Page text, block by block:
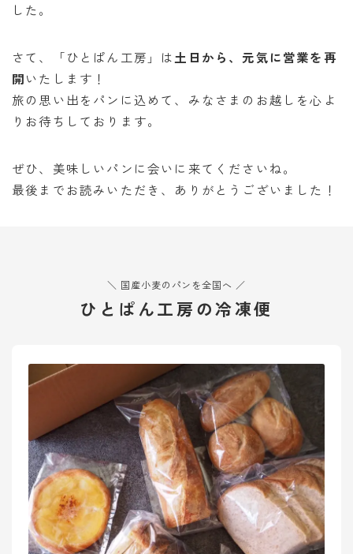
した。
さて、「ひとぱん工房」は土日から、元気に営業を再
開いたします！
旅の思い出をパンに込めて、みなさまのお越しを心よ
りお待ちしております。
ぜひ、美味しいパンに会いに来てくださいね。
最後までお読みいただき、ありがとうございました！
＼ 国産小麦のパンを全国へ ／
ひとぱん工房の冷凍便